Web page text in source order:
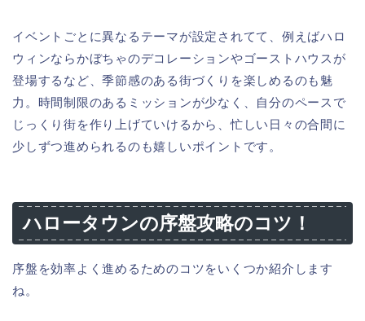
イベントごとに異なるテーマが設定されてて、例えばハロ
ウィンならかぼちゃのデコレーションやゴーストハウスが
登場するなど、季節感のある街づくりを楽しめるのも魅
力。時間制限のあるミッションが少なく、自分のペースで
じっくり街を作り上げていけるから、忙しい日々の合間に
少しずつ進められるのも嬉しいポイントです。
ハロータウンの序盤攻略のコツ！
序盤を効率よく進めるためのコツをいくつか紹介します
ね。